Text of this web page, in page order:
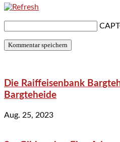
Die Raiffeisenbank
Bargteheide
Aug. 25, 2023